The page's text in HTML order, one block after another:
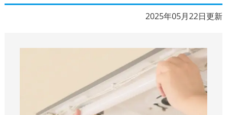
2025年05月22日更新